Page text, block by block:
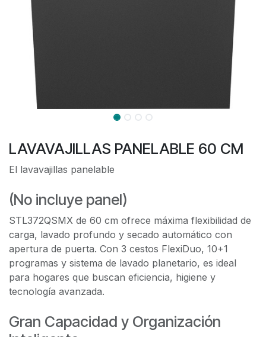
LAVAVAJILLAS PANELABLE 60 CM
El lavavajillas panelable
(No incluye panel)
STL372QSMX de 60 cm ofrece máxima flexibilidad de
carga, lavado profundo y secado automático con
apertura de puerta. Con 3 cestos FlexiDuo, 10+1
programas y sistema de lavado planetario, es ideal
para hogares que buscan eficiencia, higiene y
tecnología avanzada.
Gran Capacidad y Organización